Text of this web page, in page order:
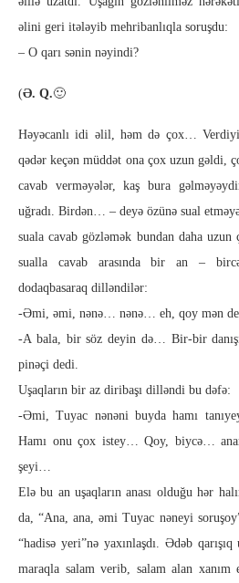
əlini geri itələyib mehribanlıqla soruşdu:
– O qarı sənin nəyindi?
(Ə. Q.🙂
Həyəcanlı idi əlil, həm də çox… Verdiyi
qədər keçən müddət ona çox uzun gəldi,
cavab verməyələr, kaş bura
uğradı. Birdən… – deyə özünə sual
suala cavab gözləmək bundan daha
sualla cavab arasında bir an –
dodaqbasaraq dilləndilər:
-Əmi, əmi, nənə… nənə… eh, qoy mən
-A bala, bir söz deyin də… Bir-bir
pinəçi dedi.
Uşaqların bir az diribaşı dilləndi bu dəfə:
-Əmi, Tuyac nənəni buyda hamı
Hamı onu çox istey… Qoy, biycə…
şeyi…
Elə bu an uşaqların anası olduğu hər
da, “Ana, ana, əmi Tuyac nəneyi
“hadisə yeri”nə yaxınlaşdı. Ədəb
maraqla salam verib, salam alan